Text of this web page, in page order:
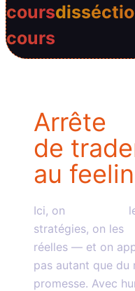
cours
cours
Arrête
de
au
Ici, on
stratégies, on les
réelles — et on
pas autant que du
promesse. Avec